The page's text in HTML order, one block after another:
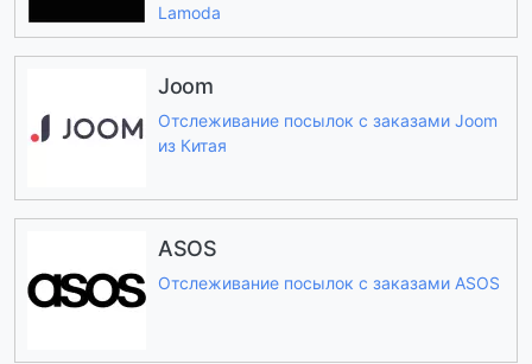
Lamoda
Joom
Отслеживание посылок с заказами Joom
из Китая
ASOS
Отслеживание посылок с заказами ASOS